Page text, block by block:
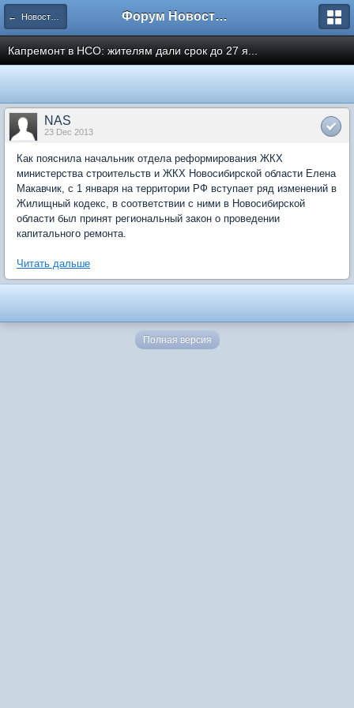
← Новости рынка недвижимости Форум Новостройки
Капремонт в НСО: жителям дали срок до 27 я...
NAS
23 Dec 2013
Как пояснила начальник отдела реформирования ЖКХ
министерства строительств и ЖКХ Новосибирской области Елена
Макавчик, с 1 января на территории РФ вступает ряд изменений в
Жилищный кодекс, в соответствии с ними в Новосибирской
области был принят региональный закон о проведении
капитального ремонта.
Читать дальше
Полная версия